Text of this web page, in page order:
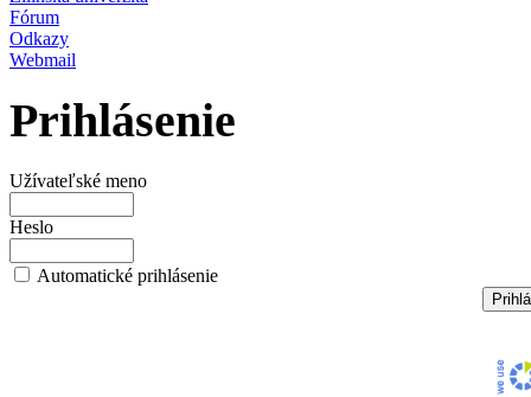
Fórum
Odkazy
Webmail
Prihlásenie
Užívateľské meno
Heslo
Automatické prihlásenie